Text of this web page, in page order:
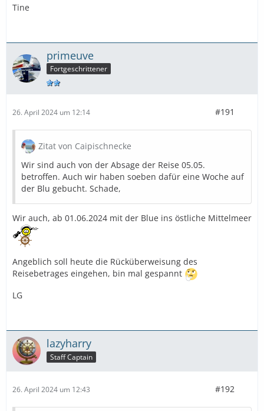
Tine
primeuve
Fortgeschrittener
26. April 2024 um 12:14 #191
Zitat von Caipischnecke
Wir sind auch von der Absage der Reise 05.05.
betroffen. Auch wir haben soeben dafür eine Woche auf
der Blu gebucht. Schade,
Wir auch, ab 01.06.2024 mit der Blue ins östliche Mittelmeer
Angeblich soll heute die Rücküberweisung des
Reisebetrages eingehen, bin mal gespannt
LG
lazyharry
Staff Captain
26. April 2024 um 12:43 #192